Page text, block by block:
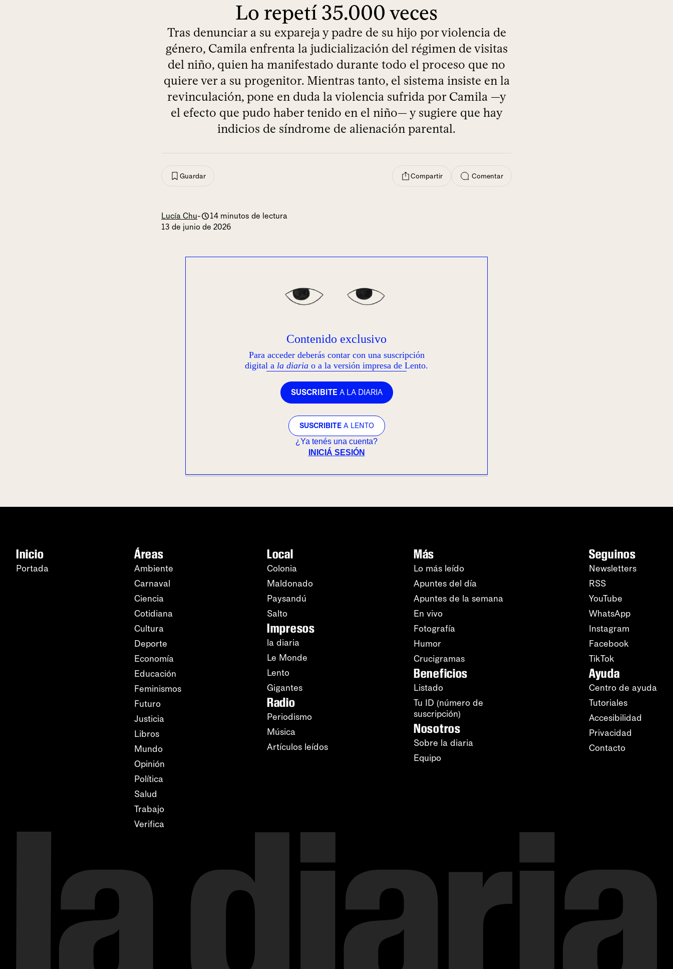
Lo repetí 35.000 veces
Tras denunciar a su expareja y padre de su hijo por violencia de
género, Camila enfrenta la judicialización del régimen de visitas
del niño, quien ha manifestado durante todo el proceso que no
quiere ver a su progenitor. Mientras tanto, el sistema insiste en la
revinculación, pone en duda la violencia sufrida por Camila —y
el efecto que pudo haber tenido en el niño— y sugiere que hay
indicios de síndrome de alienación parental.
Guardar Compartir Comentar
Lucía Chu-
14 minutos de lectura
13 de junio de 2026
Contenido exclusivo
Para acceder deberás contar con una suscripción
digital a la diaria o a la versión impresa de Lento.
SUSCRIBITEA LA DIARIA
SUSCRIBITEA LENTO
¿Ya tenés una cuenta?
INICIÁ SESIÓN
Inicio
Portada
Áreas
Ambiente
Carnaval
Ciencia
Cotidiana
Cultura
Deporte
Economía
Educación
Feminismos
Futuro
Justicia
Libros
Mundo
Opinión
Política
Salud
Trabajo
Verifica
Local
Colonia
Maldonado
Paysandú
Salto
Impresos
la diaria
Le Monde
Lento
Gigantes
Radio
Periodismo
Música
Artículos leídos
Más
Lo más leído
Apuntes del día
Apuntes de la semana
En vivo
Fotografía
Humor
Crucigramas
Beneficios
Listado
Tu ID (número de
suscripción)
Nosotros
Sobre la diaria
Equipo
Seguinos
Newsletters
RSS
YouTube
WhatsApp
Instagram
Facebook
TikTok
Ayuda
Centro de ayuda
Tutoriales
Accesibilidad
Privacidad
Contacto